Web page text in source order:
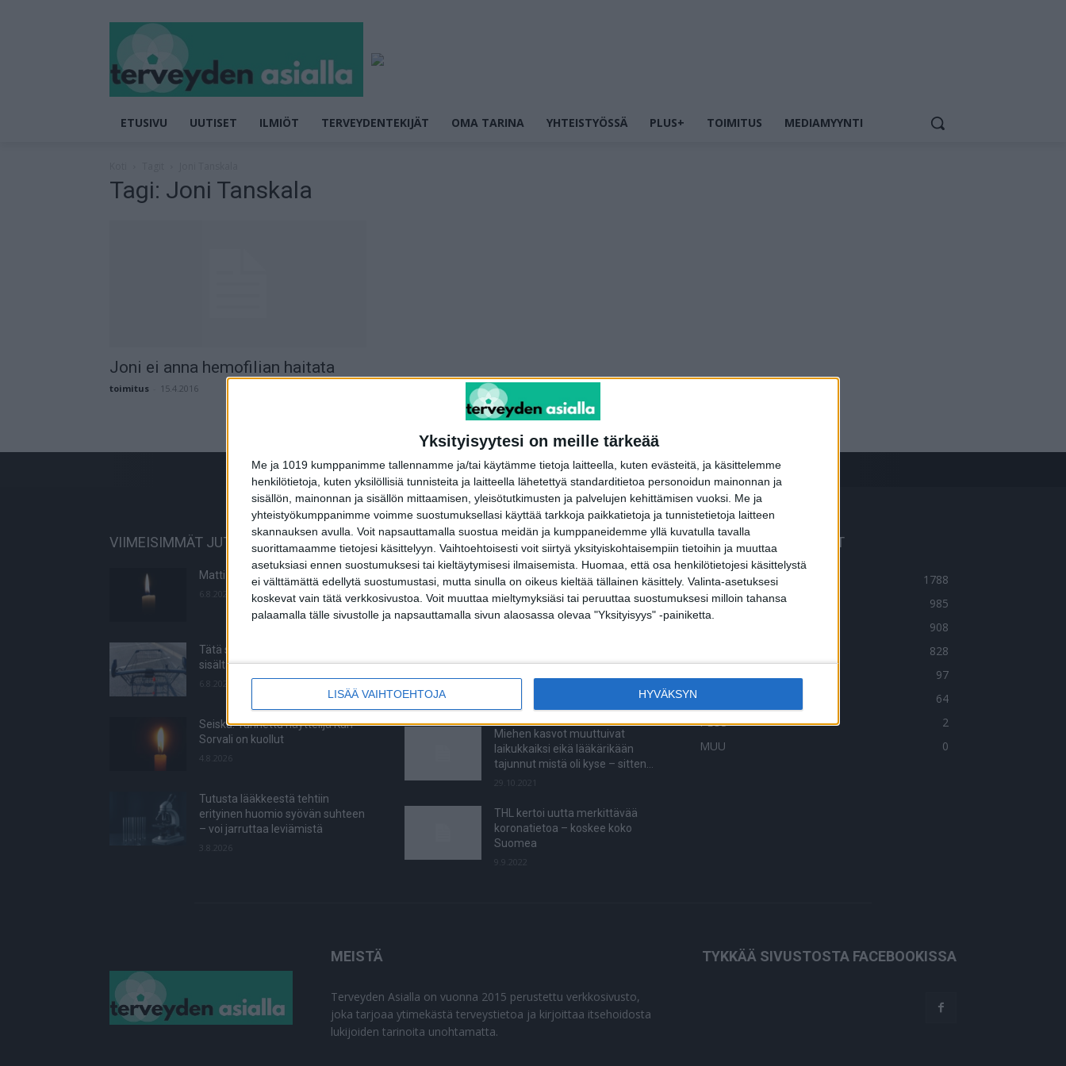
Yksityisyytesi on meille tärkeää
Me ja 1019 kumppanimme tallennamme ja/tai käytämme tietoja laitteella, kuten evästeitä, ja käsittelemme
henkilötietoja, kuten yksilöllisiä tunnisteita ja laitteella lähetettyä standarditietoa personoidun mainonnan ja
sisällön, mainonnan ja sisällön mittaamisen, yleisötutkimusten ja palvelujen kehittämisen vuoksi. Me ja
yhteistyökumppanimme voimme suostumuksellasi käyttää tarkkoja paikkatietoja ja tunnistetietoja laitteen
skannauksen avulla. Voit napsauttamalla suostua meidän ja kumppaneidemme yllä kuvatulla tavalla
suorittamaamme tietojesi käsittelyyn. Vaihtoehtoisesti voit siirtyä yksityiskohtaisempiin tietoihin ja muuttaa
asetuksiasi ennen suostumuksesi tai kieltäytymisesi ilmaisemista. Huomaa, että osa henkilötietojesi käsittelystä
ei välttämättä edellytä suostumustasi, mutta sinulla on oikeus kieltää tällainen käsittely. Valinta-asetuksesi
koskevat vain tätä verkkosivustoa. Voit muuttaa mieltymyksiäsi tai peruuttaa suostumuksesi milloin tahansa
palaamalla tälle sivustolle ja napsauttamalla sivun alaosassa olevaa "Yksityisyys" -painiketta.
LISÄÄ VAIHTOEHTOJA HYVÄKSYN
ETUSIVU UUTISET ILMIÖT TERVEYDENTEKIJÄT OMA TARINA YHTEISTYÖSSÄ PLUS+ TOIMITUS MEDIAMYYNTI
Tagi: Joni Tanskala
Joni ei anna hemofilian haitata
toimitus 15.4.2016
VIIMEISIMMÄT JUTUT
Matti Wacklin kuollut syöpään
6.8.2026
Tätä salaattia ei saa syödä –
sisältää torjuntajäämää
6.8.2026
Seiska: Tunnettu näyttelijä Kari
Sorvali on kuollut
4.8.2026
Tutusta lääkkeestä tehtiin
erityinen huomio syövän suhteen
– voi jarruttaa leviämistä
3.8.2026
POIMITUT PALAT
Alkoholirajoitusten purkamista
ovat
Miehen kasvot muuttuivat
laikukkaiksi eikä lääkärikään
tajunnut mistä oli kyse – sitten…
29.10.2021
THL kertoi uutta merkittävää
koronatietoa – koskee koko
Suomea
9.9.2022
SUOSITUIMMAT OSIOT
UUTISET
1788
ILMIÖT
985
908
828
TOIMITUKSEN POIMINTA
97
64
PLUS+
2
MUU
0
MEISTÄ
Terveyden Asialla on vuonna 2015 perustettu verkkosivusto,
joka tarjoaa ytimekästä terveystietoa ja kirjoittaa itsehoidosta
lukijoiden tarinoita unohtamatta.
TYKKÄÄ SIVUSTOSTA FACEBOOKISSA